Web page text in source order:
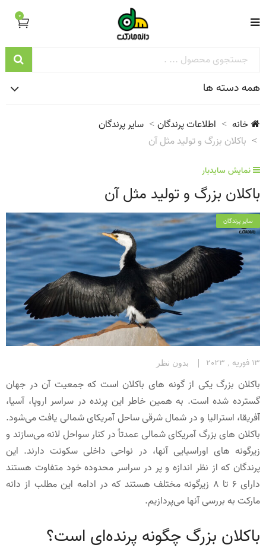
0
همه دسته ها
خانه اطلاعات پرندگان
سایر پرندگان
باکلان بزرگ و تولید مثل آن
نمایش سایدبار
باکلان بزرگ و تولید مثل آن
سایر پرندگان
13 فوریه , 2023 بدون نظر
باکلان بزرگ یکی از گونه های باکلان است که جمعیت آن در جهان
گسترده شده است. به همین خاطر این پرنده در سراسر اروپا، آسیا،
آفریقا، استرالیا و در شمال شرقی ساحل آمریکای شمالی یافت می‌شود.
باکلان های بزرگ آمریکای شمالی عمدتاً در کنار سواحل لانه می‌سازند و
زیرگونه های اوراسیایی آنها، در نواحی داخلی سکونت دارند. این
پرندگان که از نظر اندازه و پر در سراسر محدوده خود متفاوت هستند
دارای 6 تا 8 زیرگونه مختلف هستند که در ادامه این مطلب از دانه
مارکت به بررسی آنها می‌پردازیم.
باکلان بزرگ چگونه پرنده‌ای است؟